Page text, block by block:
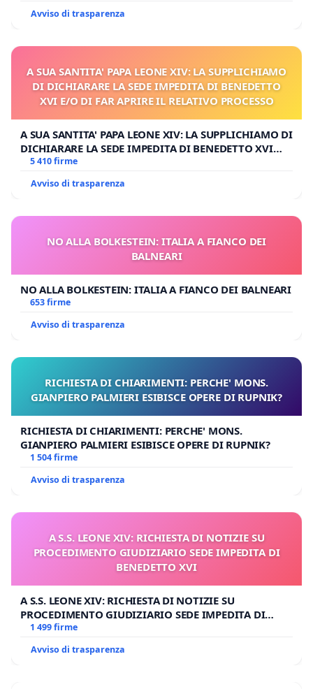
Avviso di trasparenza
A SUA SANTITA' PAPA LEONE XIV: LA SUPPLICHIAMO
DI DICHIARARE LA SEDE IMPEDITA DI BENEDETTO
XVI E/O DI FAR APRIRE IL RELATIVO PROCESSO
A SUA SANTITA' PAPA LEONE XIV: LA SUPPLICHIAMO DI
DICHIARARE LA SEDE IMPEDITA DI BENEDETTO XVI
E/O DI FAR APRIRE IL RELATIVO PROCESSO
5 410 firme
Avviso di trasparenza
NO ALLA BOLKESTEIN: ITALIA A FIANCO DEI
BALNEARI
NO ALLA BOLKESTEIN: ITALIA A FIANCO DEI BALNEARI
653 firme
Avviso di trasparenza
RICHIESTA DI CHIARIMENTI: PERCHE' MONS.
GIANPIERO PALMIERI ESIBISCE OPERE DI RUPNIK?
RICHIESTA DI CHIARIMENTI: PERCHE' MONS.
GIANPIERO PALMIERI ESIBISCE OPERE DI RUPNIK?
1 504 firme
Avviso di trasparenza
A S.S. LEONE XIV: RICHIESTA DI NOTIZIE SU
PROCEDIMENTO GIUDIZIARIO SEDE IMPEDITA DI
BENEDETTO XVI
A S.S. LEONE XIV: RICHIESTA DI NOTIZIE SU
PROCEDIMENTO GIUDIZIARIO SEDE IMPEDITA DI
BENEDETTO XVI
1 499 firme
Avviso di trasparenza